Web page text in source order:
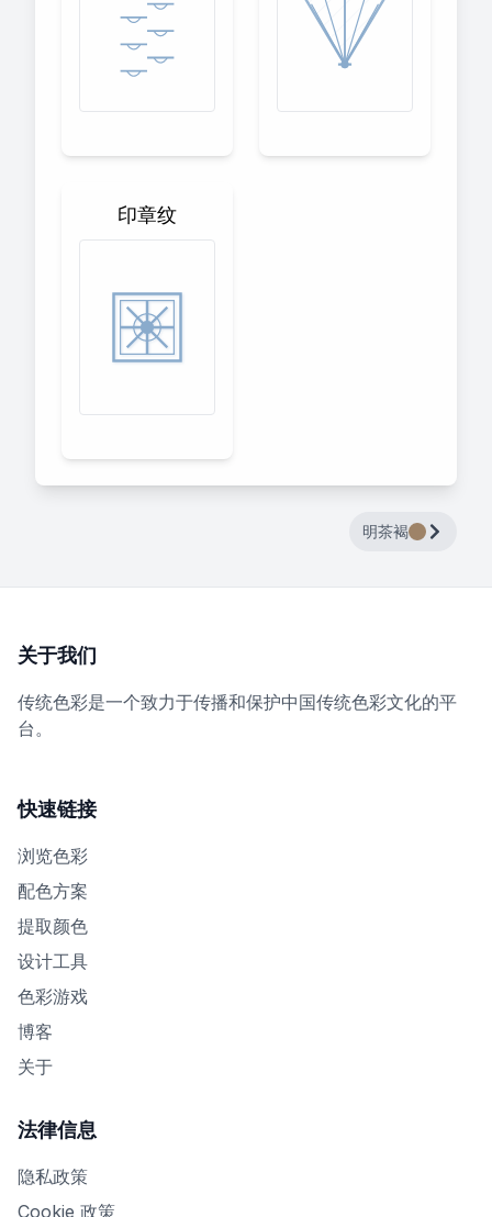
印章纹
明茶褐
关于我们
传统色彩是一个致力于传播和保护中国传统色彩文化的平
台。
快速链接
浏览色彩
配色方案
提取颜色
设计工具
色彩游戏
博客
关于
法律信息
隐私政策
Cookie 政策